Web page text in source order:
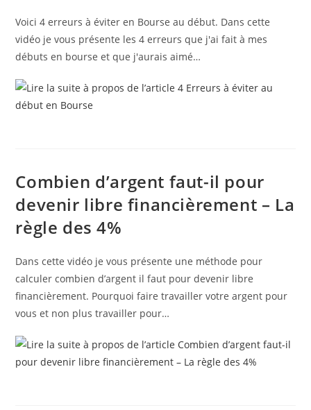
Voici 4 erreurs à éviter en Bourse au début. Dans cette
vidéo je vous présente les 4 erreurs que j'ai fait à mes
débuts en bourse et que j'aurais aimé…
Combien d’argent faut-il pour
devenir libre financièrement – La
règle des 4%
Dans cette vidéo je vous présente une méthode pour
calculer combien d’argent il faut pour devenir libre
financièrement. Pourquoi faire travailler votre argent pour
vous et non plus travailler pour…